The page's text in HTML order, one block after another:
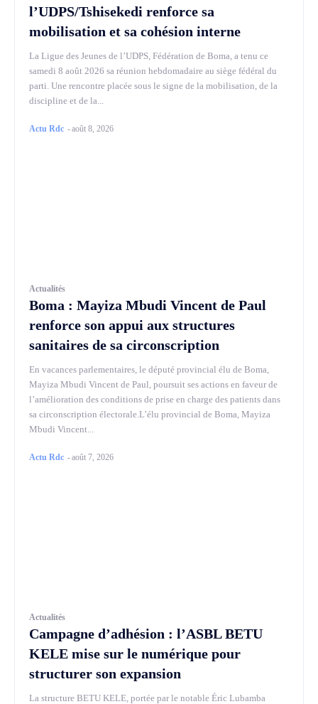
l’UDPS/Tshisekedi renforce sa
mobilisation et sa cohésion interne
La Ligue des Jeunes de l’UDPS, Fédération de Boma, a tenu ce
samedi 8 août 2026 sa réunion hebdomadaire au siège fédéral du
parti. Une rencontre placée sous le signe de la mobilisation, de la
discipline et de la...
Actu Rdc -août 8, 2026
Actualités
Boma : Mayiza Mbudi Vincent de Paul
renforce son appui aux structures
sanitaires de sa circonscription
En vacances parlementaires, le député provincial élu de Boma,
Mayiza Mbudi Vincent de Paul, poursuit ses actions en faveur de
l’amélioration des conditions de prise en charge des patients dans
sa circonscription électorale.L’élu provincial de Boma, Mayiza
Mbudi Vincent...
Actu Rdc -août 7, 2026
Actualités
Campagne d’adhésion : l’ASBL BETU
KELE mise sur le numérique pour
structurer son expansion
La structure BETU KELE, portée par le notable Éric Lubamba